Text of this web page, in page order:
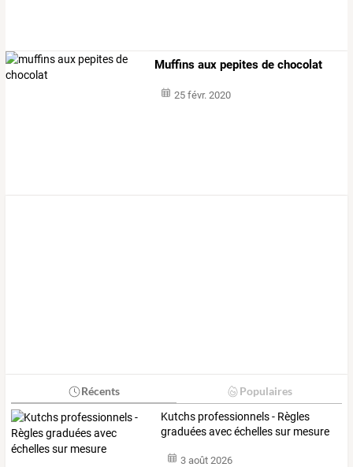
Muffins aux pepites de chocolat
25 févr. 2020
Récents Populaires
Kutchs professionnels - Règles
graduées avec échelles sur mesure
3 août 2026